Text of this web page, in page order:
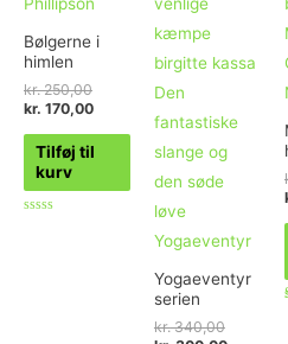
Bølgerne i
himlen
kr.250,00
kr. 170,00
Tilføj til
kurv
Yogaeventyr
serien
kr.340,00